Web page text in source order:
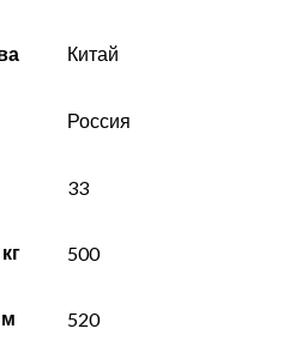
Китай
Россия
33
500
520